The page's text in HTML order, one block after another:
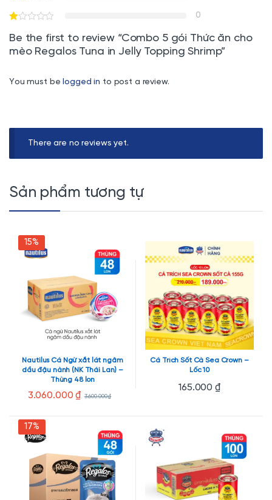
0
Be the first to review “Combo 5 gói Thức ăn cho
mèo Regalos Tuna in Jelly Topping Shrimp”
You must be logged in to post a review.
There are no reviews yet.
Sản phẩm tương tự
15%
Nautilus Cá Ngừ xắt lát ngâm
dầu đậu nành (NK Thái Lan) –
Thùng 48 lon
3.060.000₫ 3.600.000₫
Cá Trích Sốt Cà Sea Crown –
Lốc 10
165.000 ₫
17%